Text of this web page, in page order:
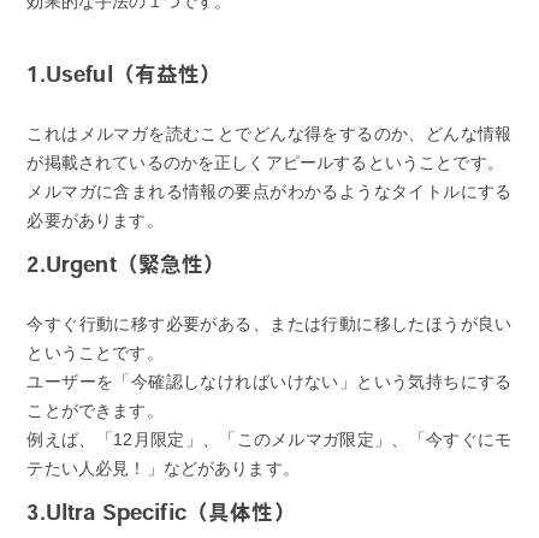
1.Useful（有益性）
これはメルマガを読むことでどんな得をするのか、どんな情報
が掲載されているのかを正しくアピールするということです。
メルマガに含まれる情報の要点がわかるようなタイトルにする
必要があります。
2.Urgent（緊急性）
今すぐ行動に移す必要がある、または行動に移したほうが良い
ということです。
ユーザーを「今確認しなければいけない」という気持ちにする
ことができます。
例えば、「12月限定」、「このメルマガ限定」、「今すぐにモ
テたい人必見！」などがあります。
3.Ultra Specific（具体性）